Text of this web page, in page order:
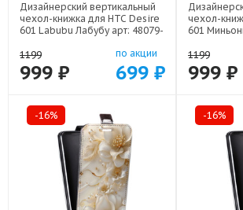
Дизайнерский вертикальный
чехол-книжка для HTC Desire
601 Labubu Лабубу арт: 48079-
1199
999 ₽
по акции
699 ₽
чехол-
601
1199
999 ₽
-16% -16%